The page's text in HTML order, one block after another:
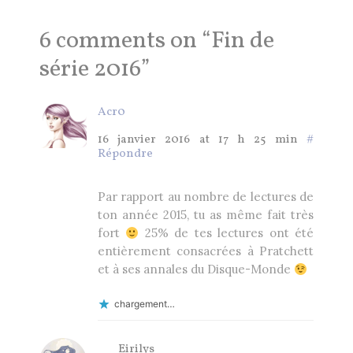
6 comments on “Fin de
série 2016”
Acr0
16 janvier 2016 at 17 h 25 min #
Répondre
Par rapport au nombre de lectures de
ton année 2015, tu as même fait très
fort
25% de tes lectures ont été
entièrement consacrées à Pratchett
et à ses annales du Disque-Monde
chargement…
Eirilys